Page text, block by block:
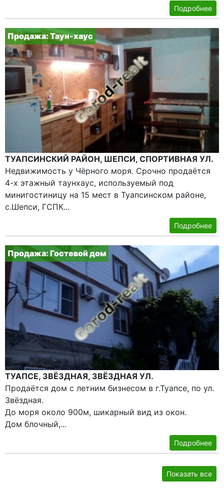
Подробнее
Продажа: Таун-хаус
ТУАПСИНСКИЙ РАЙОН, ШЕПСИ, СПОРТИВНАЯ УЛ.
Недвижимость у Чёрного моря. Срочно продаётся
4-х этажный таунхаус, используемый под
минигостиницу на 15 мест в Туапсинском районе,
с.Шепси, ГСПК...
Подробнее
Продажа: Гостевой дом
ТУАПСЕ, ЗВЁЗДНАЯ, ЗВЁЗДНАЯ УЛ.
Продаётся дом с летним бизнесом в г.Туапсе, по ул.
Звёздная.
До моря около 900м, шикарный вид из окон.
Дом блочный,...
Подробнее
Показать все